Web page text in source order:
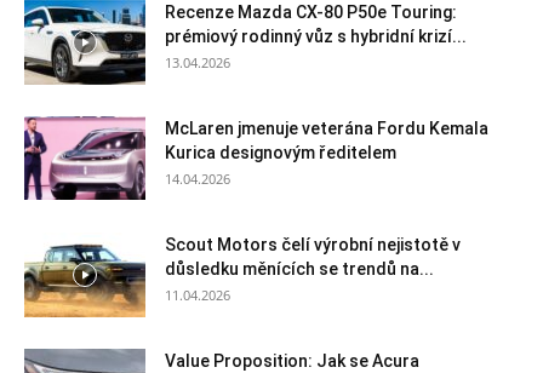
Recenze Mazda CX-80 P50e Touring:
prémiový rodinný vůz s hybridní krizí...
13.04.2026
McLaren jmenuje veterána Fordu Kemala
Kurica designovým ředitelem
14.04.2026
Scout Motors čelí výrobní nejistotě v
důsledku měnících se trendů na...
11.04.2026
Value Proposition: Jak se Acura